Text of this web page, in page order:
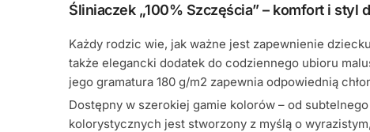
Śliniaczek „100% Szczęścia” – komfort i styl
Każdy rodzic wie, jak ważne jest zapewnienie
także elegancki dodatek do codziennego ubioru
jego gramatura 180 g/m2 zapewnia odpowiednią
Dostępny w szerokiej gamie kolorów – od
kolorystycznych jest stworzony z myślą o